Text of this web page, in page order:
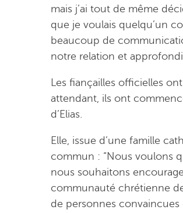
mais j’ai tout de même
que je voulais quelqu’un
beaucoup de
notre relation et
Les fiançailles officielles
attendant, ils ont
d’Elias.
Elle, issue d’une famille
commun : “Nous voulons
nous souhaitons
communauté chrétienne
de personnes